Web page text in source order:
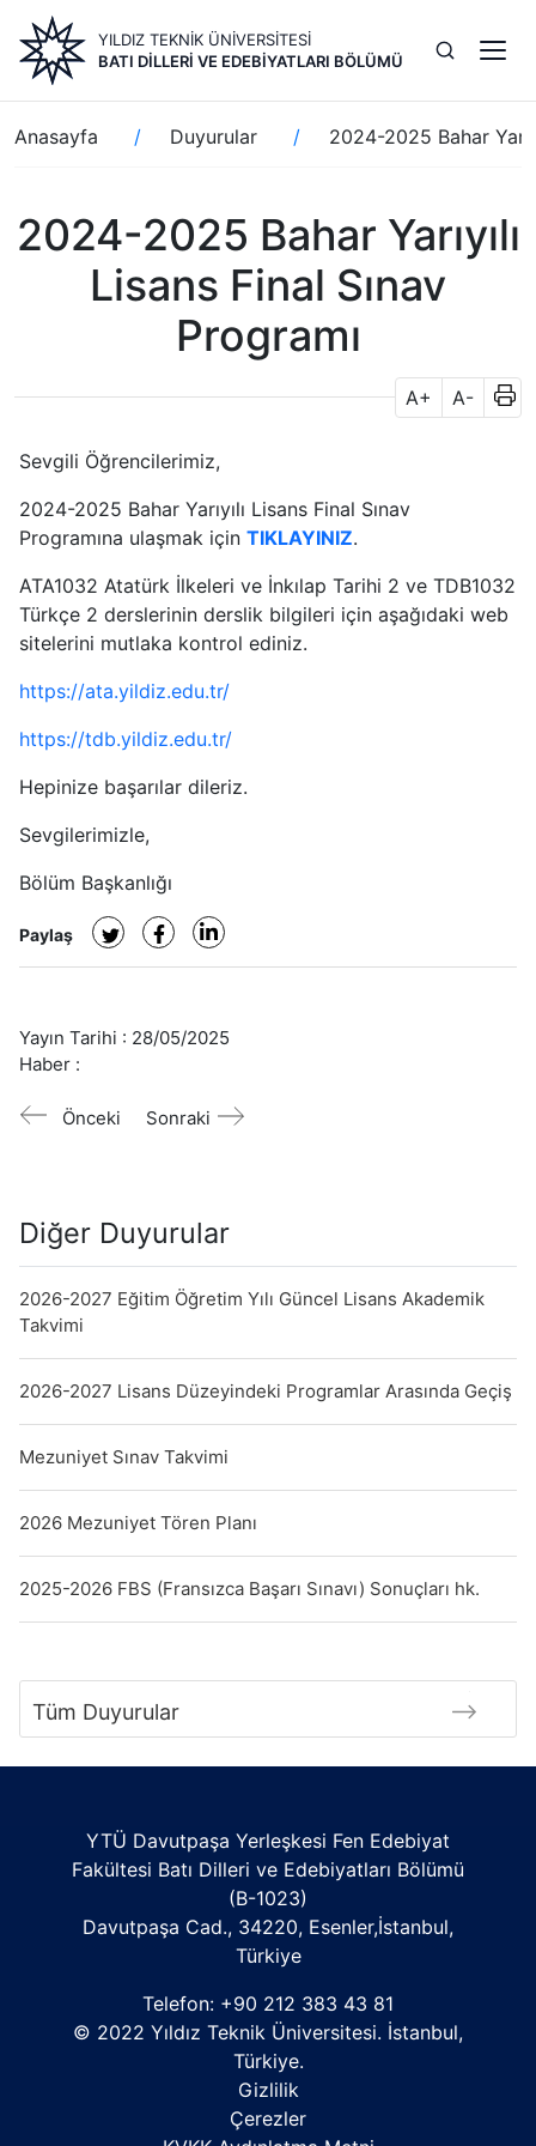
içeriğe
atla
YILDIZ TEKNİK ÜNİVERSİTESİ
BATI DILLERI VE EDEBIYATLARI BÖLÜMÜ
Sayfa
yolu
Anasayfa Duyurular 2024-2025 Bahar
2024-2025 Bahar Yarıyılı
Lisans Final Sınav
Programı
A+ A-
Sevgili Öğrencilerimiz,
2024-2025 Bahar Yarıyılı Lisans Final Sınav
Programına ulaşmak için TIKLAYINIZ.
ATA1032 Atatürk İlkeleri ve İnkılap Tarihi 2 ve TDB1032
Türkçe 2 derslerinin derslik bilgileri için aşağıdaki web
sitelerini mutlaka kontrol ediniz.
https://ata.yildiz.edu.tr/
https://tdb.yildiz.edu.tr/
Hepinize başarılar dileriz.
Sevgilerimizle,
Bölüm Başkanlığı
Paylaş
Yayın Tarihi : 28/05/2025
Haber :
Önceki Sonraki
Diğer Duyurular
2026-2027 Eğitim Öğretim Yılı Güncel Lisans Akademik
Takvimi
2026-2027 Lisans Düzeyindeki Programlar Arasında Geçiş
Mezuniyet Sınav Takvimi
2026 Mezuniyet Tören Planı
2025-2026 FBS (Fransızca Başarı Sınavı) Sonuçları hk.
Tüm Duyurular
YTÜ Davutpaşa Yerleşkesi Fen Edebiyat
Fakültesi Batı Dilleri ve Edebiyatları Bölümü
(B-1023)
Davutpaşa Cad., 34220, Esenler,İstanbul,
Türkiye
Telefon: +90 212 383 43 81
© 2022 Yıldız Teknik Üniversitesi. İstanbul,
Türkiye.
Gizlilik
Çerezler